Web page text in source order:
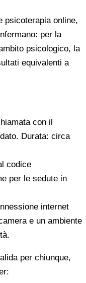
psicoterapia online,
per la
psicologico, la
equivalenti a
con il
Durata: circa
codice
per le sedute in
internet
e un ambiente
per chiunque,